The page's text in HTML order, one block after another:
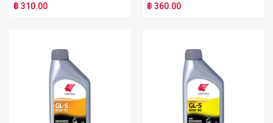
฿ 310.00 ฿ 360.00